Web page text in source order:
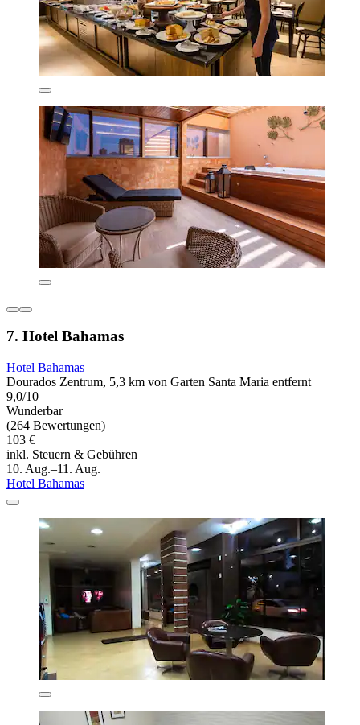
7. Hotel Bahamas
Hotel Bahamas
Dourados Zentrum, 5,3 km von Garten Santa Maria entfernt
9,0/10
Wunderbar
(264 Bewertungen)
103 €
inkl. Steuern & Gebühren
10. Aug.–11. Aug.
Hotel Bahamas